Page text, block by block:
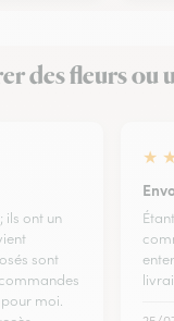
des fleurs ou
ils ont un
sont
moi.
★